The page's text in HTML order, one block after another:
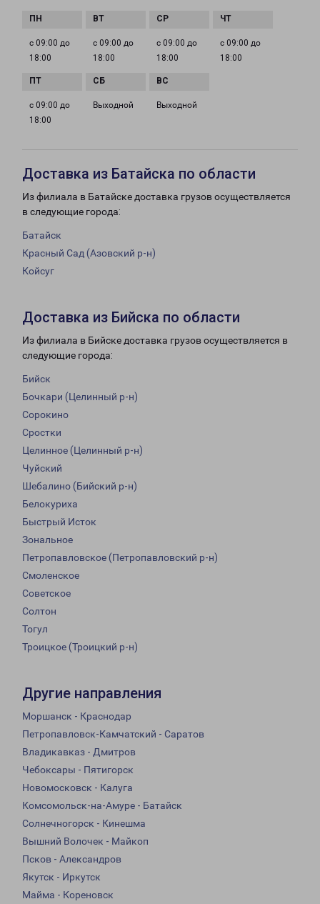
с 09:00 до
18:00
с 09:00 до
18:00
с 09:00 до
18:00
с 09:00 до
18:00
с 09:00 до
18:00
Выходной Выходной
Доставка из Батайска по области
Из филиала в Батайске доставка грузов осуществляется
в следующие города:
Батайск
Красный Сад (Азовский р-н)
Койсуг
Доставка из Бийска по области
Из филиала в Бийске доставка грузов осуществляется в
следующие города:
Бийск
Бочкари (Целинный р-н)
Сорокино
Сростки
Целинное (Целинный р-н)
Чуйский
Шебалино (Бийский р-н)
Белокуриха
Быстрый Исток
Зональное
Петропавловское (Петропавловский р-н)
Смоленское
Советское
Солтон
Тогул
Троицкое (Троицкий р-н)
Другие направления
Моршанск - Краснодар
Петропавловск-Камчатский - Саратов
Владикавказ - Дмитров
Чебоксары - Пятигорск
Новомосковск - Калуга
Комсомольск-на-Амуре - Батайск
Солнечногорск - Кинешма
Вышний Волочек - Майкоп
Псков - Александров
Якутск - Иркутск
Майма - Кореновск